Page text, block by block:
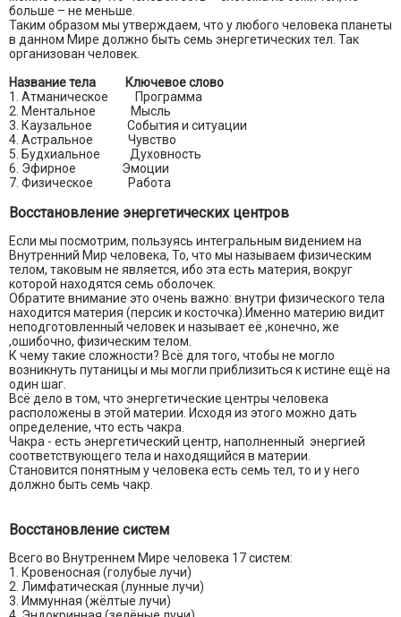
больше – не меньше.
Таким образом мы утверждаем, что у любого человека планеты
в данном Мире должно быть семь энергетических тел. Так
организован человек.
Название тела
Ключевое слово
1. Атманическое Программа
2. Ментальное Мысль
3. Каузальное События и ситуации
4. Астральное Чувство
5. Будхиальное Духовность
6. Эфирное Эмоции
7. Физическое Работа
Восстановление энергетических центров
Если мы посмотрим, пользуясь интегральным видением на
Внутренний Мир человека, То, что мы называем физическим
телом, таковым не является, ибо эта есть материя, вокруг
которой находятся семь оболочек.
Обратите внимание это очень важно: внутри физического тела
находится материя (персик и косточка).Именно материю видит
неподготовленный человек и называет её ,конечно, же
,ошибочно, физическим телом.
К чему такие сложности? Всё для того, чтобы не могло
возникнуть путаницы и мы могли приблизиться к истине ещё на
один шаг.
Всё дело в том, что энергетические центры человека
расположены в этой материи. Исходя из этого можно дать
определение, что есть чакра.
Чакра - есть энергетический центр, наполненный энергией
соответствующего тела и находящийся в материи.
Становится понятным у человека есть семь тел, то и у него
должно быть семь чакр.
Восстановление систем
Всего во Внутреннем Мире человека 17 систем:
1. Кровеносная (голубые лучи)
2. Лимфатическая (лунные лучи)
3. Иммунная (жёлтые лучи)